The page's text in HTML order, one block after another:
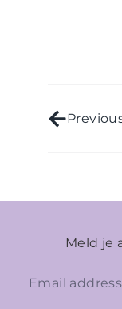
Meld je